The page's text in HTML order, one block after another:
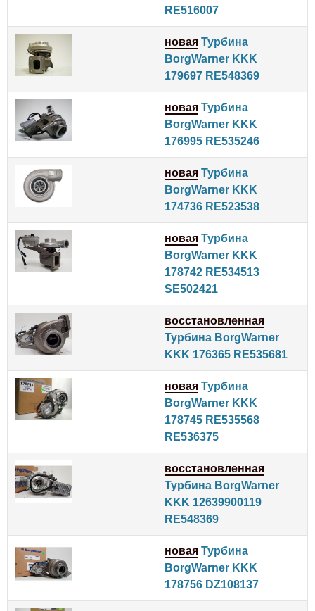
RE516007
новая Турбина
BorgWarner KKK
179697 RE548369
новая Турбина
BorgWarner KKK
176995 RE535246
новая Турбина
BorgWarner KKK
174736 RE523538
новая Турбина
BorgWarner KKK
178742 RE534513
SE502421
восстановленная
Турбина BorgWarner
KKK 176365 RE535681
новая Турбина
BorgWarner KKK
178745 RE535568
RE536375
восстановленная
Турбина BorgWarner
KKK 12639900119
RE548369
новая Турбина
BorgWarner KKK
178756 DZ108137